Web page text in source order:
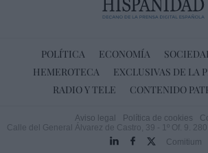
POLÍTICA ECONOMÍA
HEMEROTECA
EXCLUSIVAS DE LA
RADIO Y TELE
CONTENIDO
Aviso legal Política de cookies
Calle del General Álvarez de Castro, 39 - 1º Of. 9.
Comitium